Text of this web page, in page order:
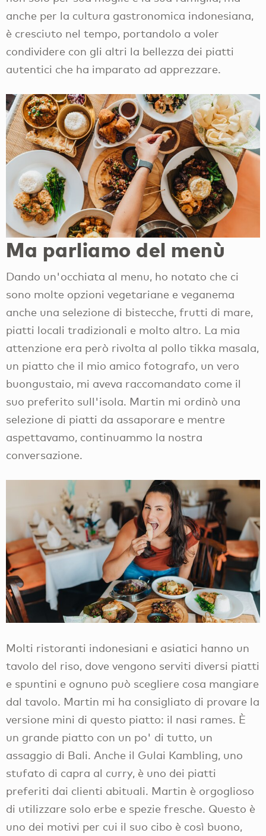
anche per la cultura gastronomica indonesiana,
è cresciuto nel tempo, portandolo a voler
condividere con gli altri la bellezza dei piatti
autentici che ha imparato ad apprezzare.
Ma parliamo del menù
Dando un'occhiata al menu, ho notato che ci
sono molte opzioni vegetariane e veganema
anche una selezione di bistecche, frutti di mare,
piatti locali tradizionali e molto altro. La mia
attenzione era però rivolta al pollo tikka masala,
un piatto che il mio amico fotografo, un vero
buongustaio, mi aveva raccomandato come il
suo preferito sull'isola. Martin mi ordinò una
selezione di piatti da assaporare e mentre
aspettavamo, continuammo la nostra
conversazione.
Molti ristoranti indonesiani e asiatici hanno un
tavolo del riso, dove vengono serviti diversi piatti
e spuntini e ognuno può scegliere cosa mangiare
dal tavolo. Martin mi ha consigliato di provare la
versione mini di questo piatto: il nasi rames. È
un grande piatto con un po' di tutto, un
assaggio di Bali. Anche il Gulai Kambling, uno
stufato di capra al curry, è uno dei piatti
preferiti dai clienti abituali. Martin è orgoglioso
di utilizzare solo erbe e spezie fresche. Questo è
uno dei motivi per cui il suo cibo è così buono,